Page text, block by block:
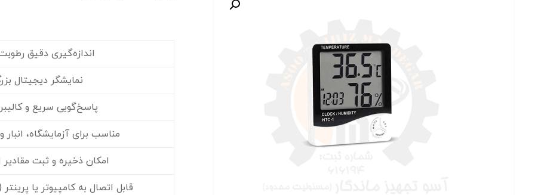
اندازه‌گیری دقیق
نمایشگر دیجیتال
پاسخ‌گویی سریع و
مناسب برای آزمایشگاه،
امکان ذخیره و ثبت
قابل اتصال به کامپیوتر یا